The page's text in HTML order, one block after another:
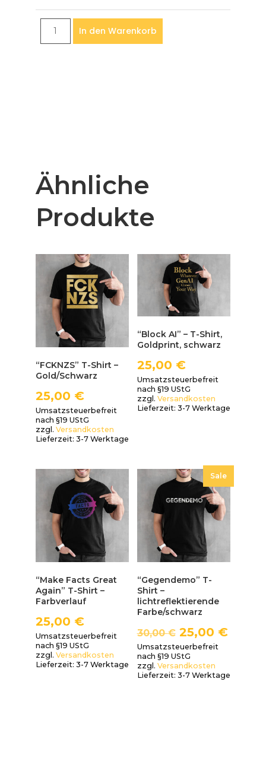
In den Warenkorb
Ähnliche
Produkte
“FCKNZS” T-Shirt –
Gold/Schwarz
25,00 €
Umsatzsteuerbefreit
nach §19 UStG
zzgl. Versandkosten
Lieferzeit: 3-7 Werktage
“Block AI” – T-Shirt,
Goldprint, schwarz
25,00 €
Umsatzsteuerbefreit
nach §19 UStG
zzgl. Versandkosten
Lieferzeit: 3-7 Werktage
“Make Facts Great
Again” T-Shirt –
Farbverlauf
25,00 €
Umsatzsteuerbefreit
nach §19 UStG
zzgl. Versandkosten
Lieferzeit: 3-7 Werktage
Sale
“Gegendemo” T-
Shirt –
lichtreflektierende
Farbe/schwarz
30,00€ 25,00 €
Umsatzsteuerbefreit
nach §19 UStG
zzgl. Versandkosten
Lieferzeit: 3-7 Werktage